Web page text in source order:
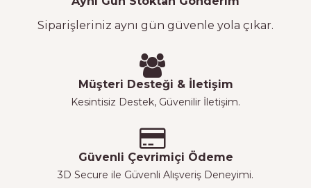
Siparişleriniz aynı gün güvenle yola çıkar.
Müşteri Desteği & İletişim
Kesintisiz Destek, Güvenilir İletişim.
Güvenli Çevrimiçi Ödeme
3D Secure ile Güvenli Alışveriş Deneyimi.